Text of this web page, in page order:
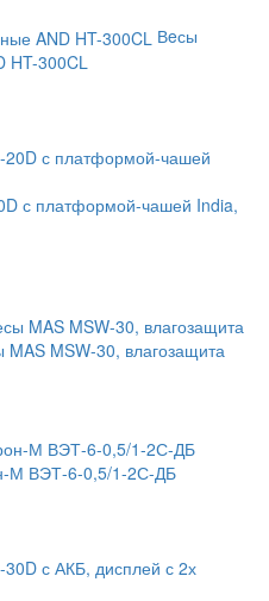
Вeсы
HT-300CL
с платформой-чашей India,
MSW-30, влагозащита
М ВЭТ-6-0,5/1-2С-ДБ